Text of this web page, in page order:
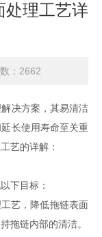
处理工艺详
：2662
决方案，其易清洁
长使用寿命至关重
艺的详解：
下目标：
艺，降低拖链表面
拖链内部的清洁。